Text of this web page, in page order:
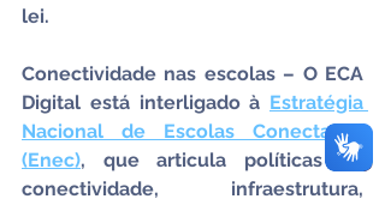
lei.
Conectividade nas escolas – O ECA
Digital está interligado à Estratégia
Nacional de Escolas Conectadas
(Enec), que articula políticas de
conectividade, infraestrutura,